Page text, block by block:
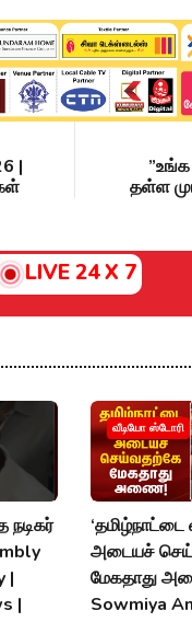
|
தள்ள
LIVE 24 X 7
நடிகர்
|
|
வீடியோ ஸ்டோரி
‘தமிழ்நாட்டை
அடையச்
மேகதாது
Sowmiya